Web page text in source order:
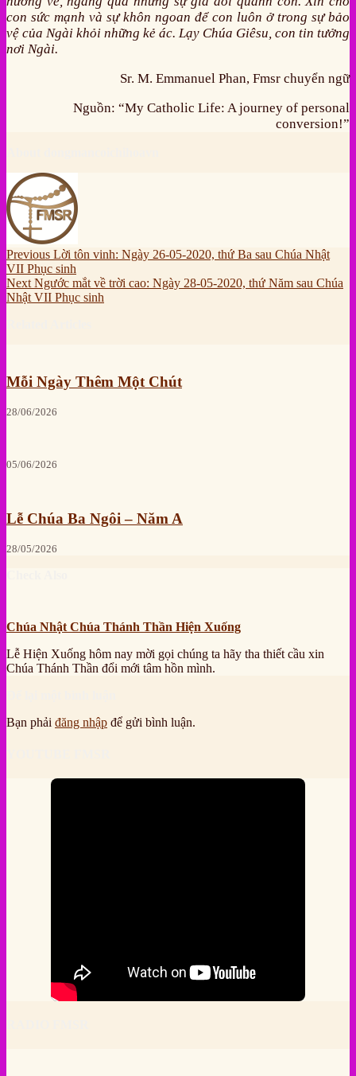
con sức mạnh và sự khôn ngoan để con luôn ở trong sự bảo
vệ của Ngài khỏi những kẻ ác. Lạy Chúa Giêsu, con tin tưởng
nơi Ngài.
Sr. M. Emmanuel Phan, Fmsr chuyển ngữ
Nguồn: “My Catholic Life: A journey of personal
conversion!”
Previous Lời tôn vinh: Ngày 26-05-2020, thứ Ba sau Chúa Nhật
VII Phục sinh
Next Ngước mắt về trời cao: Ngày 28-05-2020, thứ Năm sau Chúa
Nhật VII Phục sinh
Mỗi Ngày Thêm Một Chút
28/06/2026
05/06/2026
Lễ Chúa Ba Ngôi – Năm A
28/05/2026
Chúa Nhật Chúa Thánh Thần Hiện Xuống
Lễ Hiện Xuống hôm nay mời gọi chúng ta hãy tha thiết cầu xin
Chúa Thánh Thần đổi mới tâm hồn mình.
Bạn phải đăng nhập để gửi bình luận.